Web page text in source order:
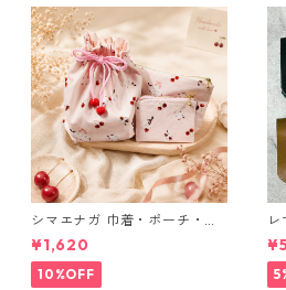
シマエナガ 巾着・ポーチ・ミ
ニポーチ(カード収納にも) ３
点セット さくらんぼ柄×淡いピ
ンク
¥1,620
10%OFF
セ